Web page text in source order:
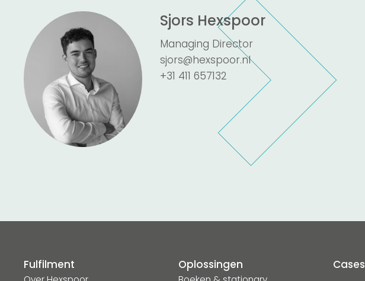
Sjors Hexspoor
Managing Director
sjors@hexspoor.nl
+31 411 657132
Fulfilment Oplossingen Cases